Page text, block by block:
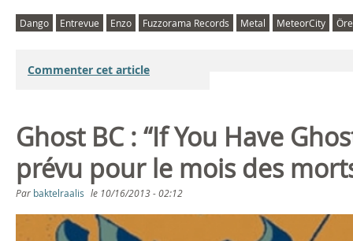
Dango Entrevue Enzo Fuzzorama Records Metal MeteorCity
Commenter cet article
Ghost BC : “If You Have
prévu pour le mois des
Par baktelraalis le 10/16/2013 - 02:12